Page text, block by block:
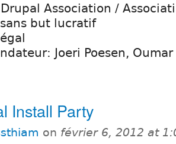
Association /
but lucratif
Joeri Poesen, Oumar
Install Party
on février 6, 2012 at